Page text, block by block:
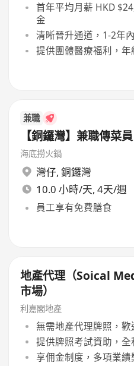
首年平均月薪 HKD
金
清晰晉升通道，1-2年
提供團體醫療福利，
兼職
【銅鑼灣】兼職傳菜
海底撈火鍋
灣仔, 銅鑼灣
10.0 小時/天, 4天/週
員工享有免費膳食
地產代理（Soical
市場）
利嘉閣地產
無需地產代理牌照，歡
提供牌照考試資助，全
享佣金制度，多項業績